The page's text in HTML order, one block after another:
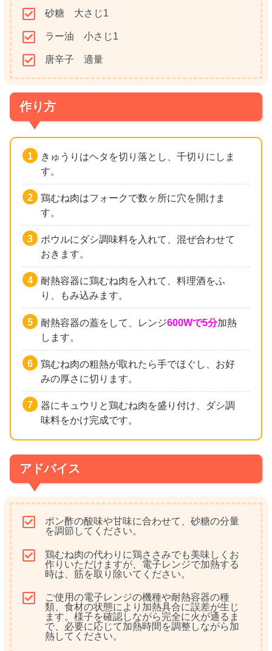
砂糖 大さじ1
ラー油 小さじ1
唐辛子 適量
作り方
きゅうりはヘタを切り落とし、千切りにしま
す。
鶏むね肉はフォークで数ヶ所に穴を開けま
す。
ボウルにダシ調味料を入れて、混ぜ合わせて
おきます。
耐熱容器に鶏むね肉を入れて、料理酒をふ
り、もみ込みます。
耐熱容器の蓋をして、レンジ600Wで5分加熱
します。
鶏むね肉の粗熱が取れたら手でほぐし、お好
みの厚さに切ります。
器にキュウリと鶏むね肉を盛り付け、ダシ調
味料をかけ完成です。
アドバイス
ポン酢の酸味や甘味に合わせて、砂糖の分量
を調節してください。
鶏むね肉の代わりに鶏ささみでも美味しくお
作りいただけますが、電子レンジで加熱する
時は、筋を取り除いてください。
ご使用の電子レンジの機種や耐熱容器の種
類、食材の状態により加熱具合に誤差が生じ
ます。様子を確認しながら完全に火が通るま
で、必要に応じて加熱時間を調整しながら加
熱してください。